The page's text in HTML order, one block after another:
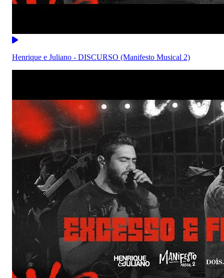
Henrique e Juliano - DISCURSO (Manifesto Musical 2)